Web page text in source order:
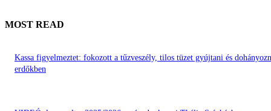
MOST READ
Kassa figyelmeztet: fokozott a tűzveszély, tilos tüzet gyújtani és
erdőkben